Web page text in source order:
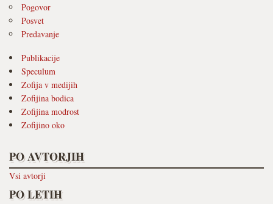
Pogovor
Posvet
Predavanje
Publikacije
Speculum
Zofija v medijih
Zofijina bodica
Zofijina modrost
Zofijino oko
PO AVTORJIH
Vsi avtorji
PO LETIH